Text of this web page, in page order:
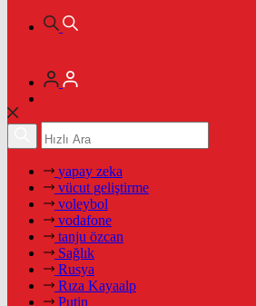
yapay zeka
vücut geliştirme
voleybol
vodafone
tanju özcan
Sağlık
Rusya
Rıza Kayaalp
Putin